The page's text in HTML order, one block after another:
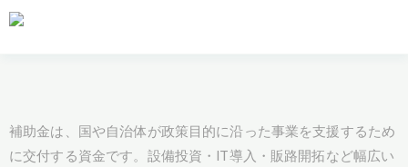
補助金は、国や自治体が政策目的に沿った事業を支援するため
に交付する資金です。設備投資・IT導入・販路開拓など幅広い